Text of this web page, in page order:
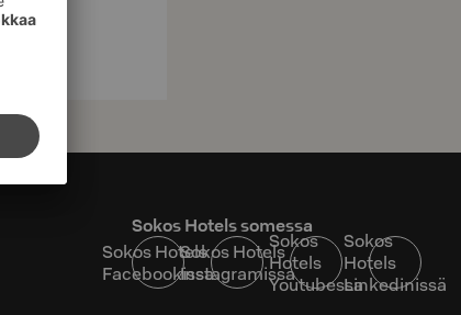
Sokos Hotels somessa
Sokos Hotels
Facebookissa
Sokos Hotels
Instagramissa
Sokos
Hotels
Youtubessa
Sokos
Hotels
Linkedinissä